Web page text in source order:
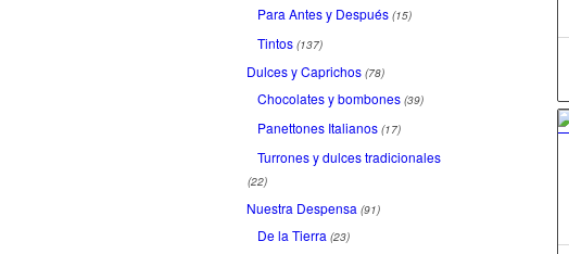
Para Antes y Después (15)
Tintos (137)
Dulces y Caprichos (78)
Chocolates y bombones (39)
Panettones Italianos (17)
Turrones y dulces tradicionales
(22)
Nuestra Despensa (91)
De la Tierra (23)